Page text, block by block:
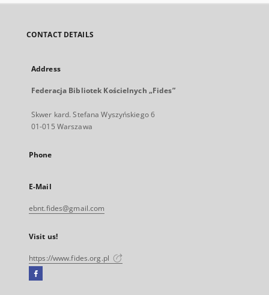
CONTACT DETAILS
Address
Federacja Bibliotek Kościelnych „Fides”
Skwer kard. Stefana Wyszyńskiego 6
01-015 Warszawa
Phone
E-Mail
ebnt.fides@gmail.com
Visit us!
https://www.fides.org.pl
Facebook